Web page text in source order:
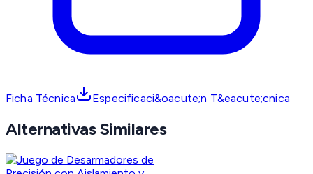
Ficha Técnica Especificaci&oacute;n T&eacute;cnica
Alternativas Similares